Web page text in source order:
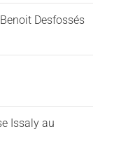
Desfossés
Issaly au